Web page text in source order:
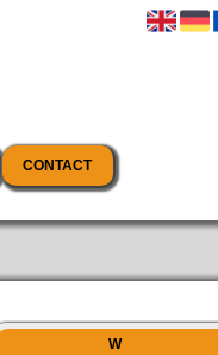
CONTACT
W